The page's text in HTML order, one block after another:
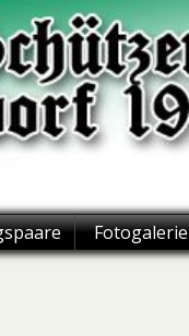
Fotogalerie